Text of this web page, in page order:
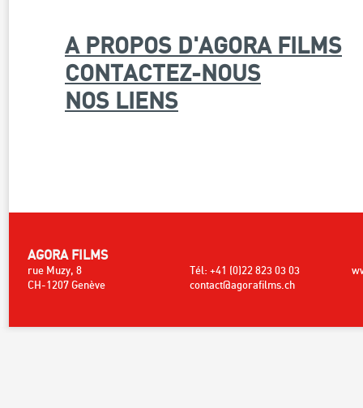
A PROPOS D'AGORA FILMS
CONTACTEZ-NOUS
NOS LIENS
AGORA FILMS
rue Muzy, 8 Tél: +41 (0)22 823 03 03
CH-1207 Genève
contact@agorafilms.ch